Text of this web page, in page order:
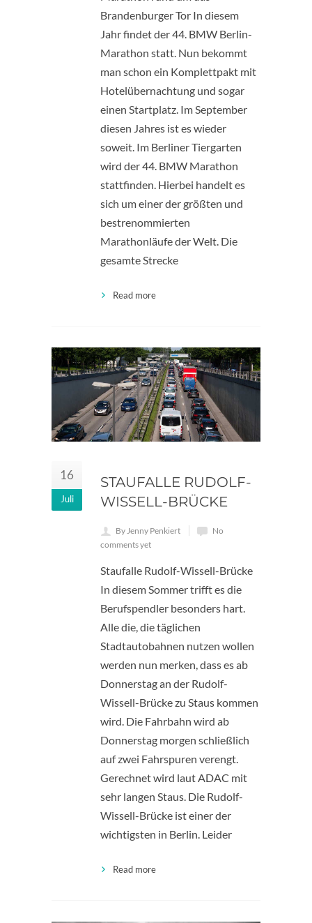
Brandenburger Tor In diesem
Jahr findet der 44. BMW Berlin-
Marathon statt. Nun bekommt
man schon ein Komplettpakt mit
Hotelübernachtung und sogar
einen Startplatz. Im September
diesen Jahres ist es wieder
soweit. Im Berliner Tiergarten
wird der 44. BMW Marathon
stattfinden. Hierbei handelt es
sich um einer der größten und
bestrenommierten
Marathonläufe der Welt. Die
gesamte Strecke
Read more
16
Juli
STAUFALLE RUDOLF-
WISSELL-BRÜCKE
By Jenny Penkiert
No
comments yet
Staufalle Rudolf-Wissell-Brücke
In diesem Sommer trifft es die
Berufspendler besonders hart.
Alle die, die täglichen
Stadtautobahnen nutzen wollen
werden nun merken, dass es ab
Donnerstag an der Rudolf-
Wissell-Brücke zu Staus kommen
wird. Die Fahrbahn wird ab
Donnerstag morgen schließlich
auf zwei Fahrspuren verengt.
Gerechnet wird laut ADAC mit
sehr langen Staus. Die Rudolf-
Wissell-Brücke ist einer der
wichtigsten in Berlin. Leider
Read more